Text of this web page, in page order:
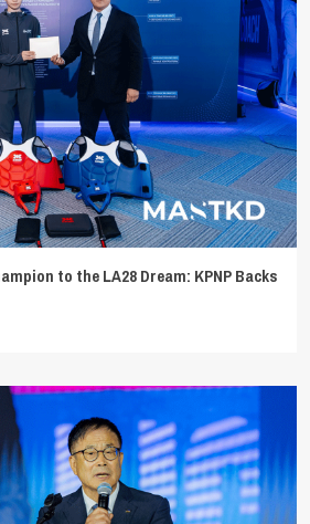
to the LA28 Dream: KPNP Backs